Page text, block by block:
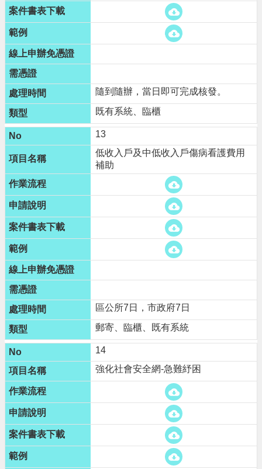
隨到隨辦，當日即可完成核發。
既有系統、臨櫃
13
低收入戶及中低收入戶傷病看護費用
補助
區公所7日，市政府7日
郵寄、臨櫃、既有系統
14
強化社會安全網-急難紓困